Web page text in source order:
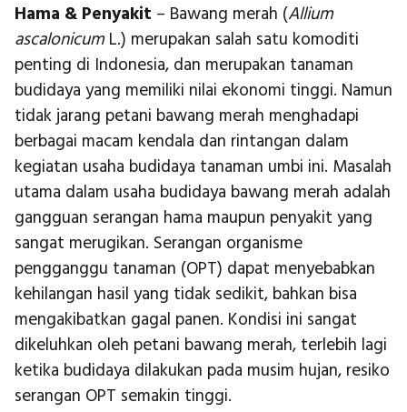
Hama & Penyakit – Bawang merah (Allium
ascalonicumL.) merupakan salah satu komoditi
penting di Indonesia, dan merupakan tanaman
budidaya yang memiliki nilai ekonomi tinggi. Namun
tidak jarang petani bawang merah menghadapi
berbagai macam kendala dan rintangan dalam
kegiatan usaha budidaya tanaman umbi ini. Masalah
utama dalam usaha budidaya bawang merah adalah
gangguan serangan hama maupun penyakit yang
sangat merugikan. Serangan organisme
pengganggu tanaman (OPT) dapat menyebabkan
kehilangan hasil yang tidak sedikit, bahkan bisa
mengakibatkan gagal panen. Kondisi ini sangat
dikeluhkan oleh petani bawang merah, terlebih lagi
ketika budidaya dilakukan pada musim hujan, resiko
serangan OPT semakin tinggi.